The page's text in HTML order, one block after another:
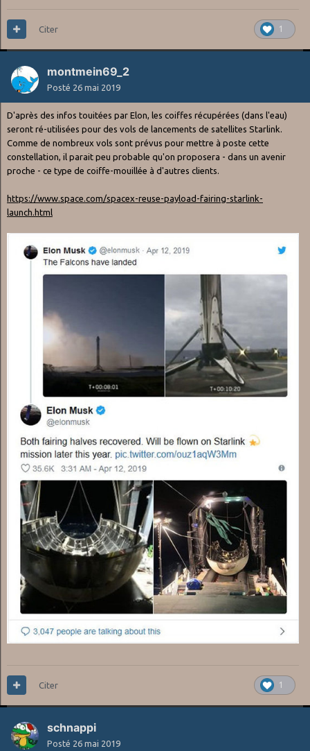
1
Citer
montmein69_2
Posté 26 mai 2019
D'après des infos touitées par Elon, les coiffes récupérées (dans l'eau)
seront ré-utilisées pour des vols de lancements de satellites Starlink.
Comme de nombreux vols sont prévus pour mettre à poste cette
constellation, il parait peu probable qu'on proposera - dans un avenir
proche - ce type de coiffe-mouillée à d'autres clients.
https://www.space.com/spacex-reuse-payload-fairing-starlink-
launch.html
1
Citer
schnappi
Posté 26 mai 2019